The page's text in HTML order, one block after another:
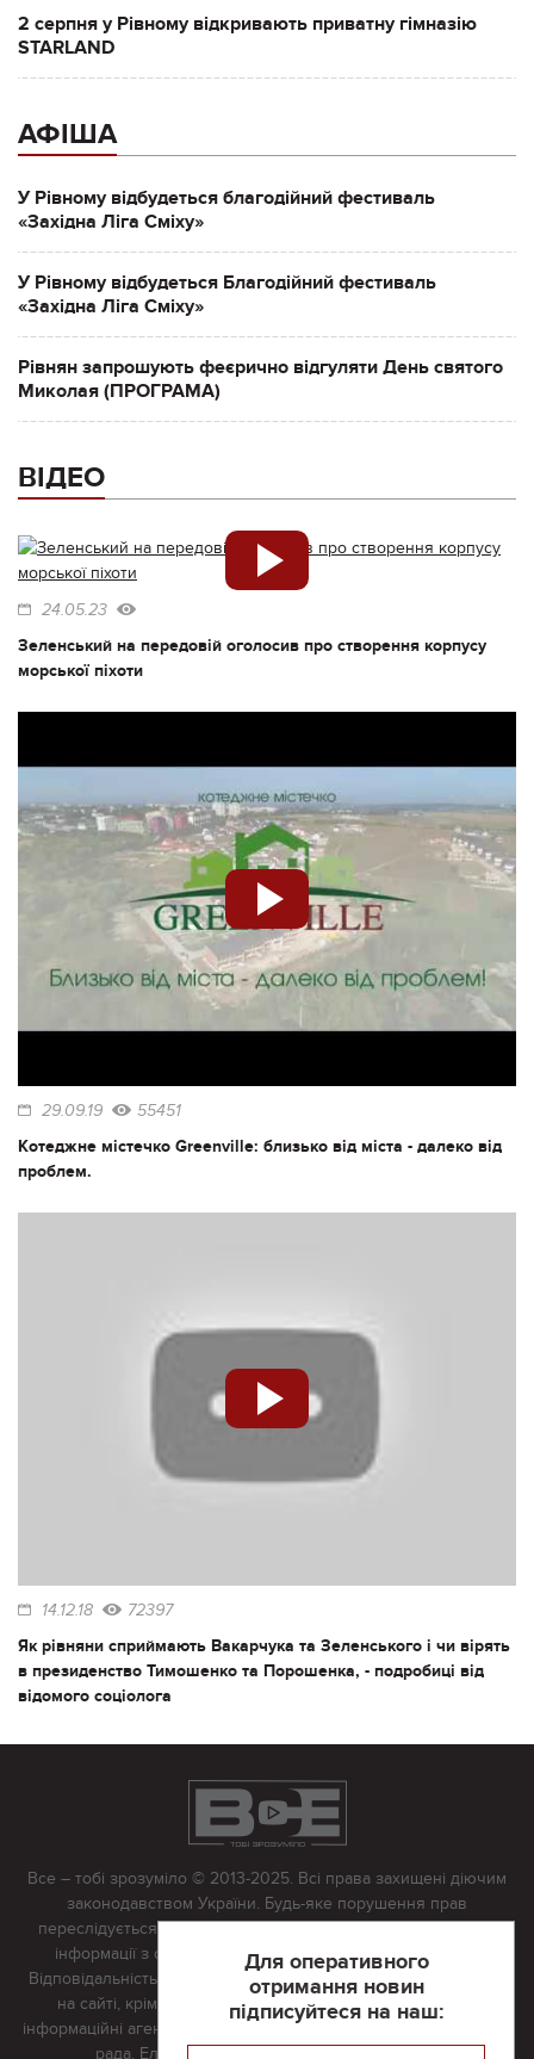
2 серпня у Рівному відкривають приватну гімназію
STARLAND
АФІША
У Рівному відбудеться благодійний фестиваль
«Західна Ліга Сміху»
У Рівному відбудеться Благодійний фестиваль
«Західна Ліга Сміху»
Рівнян запрошують феєрично відгуляти День святого
Миколая (ПРОГРАМА)
ВІДЕО
24.05.23
Зеленський на передовій оголосив про створення корпусу
морської піхоти
29.09.19 55451
Котеджне містечко Greenville: близько від міста - далеко від
проблем.
14.12.18 72397
Як рівняни сприймають Вакарчука та Зеленського і чи вірять
в президенство Тимошенко та Порошенка, - подробиці від
відомого соціолога
Для оперативного
отримання новин
підписуйтеся на наш:
Все – тобі зрозуміло © 2013-2025. Всі права захищені діючим
законодавством України. Будь-яке порушення прав
переслідується в судовому порядку. Будь-яке відтворення
інформації з сайту тільки з письмово дозволу редакції.
Відповідальність за достовірність усіх матеріалів, розміщених
на сайті, крім матеріалів, які містять посилання на інші
інформаційні агентства або інтернет-видання, несе редакційна
рада. Електронна пошта: